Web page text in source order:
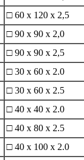
□ 60 x 120 x 2,5
□ 90 x 90 x 2,0
□ 90 x 90 x 2,5
□ 30 x 60 x 2.0
□ 30 x 60 x 2.5
□ 40 x 40 x 2.0
□ 40 x 80 x 2.5
□ 40 x 100 x 2.0